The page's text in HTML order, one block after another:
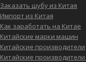
Заказать шубу из Китая
Импорт из Китая
Как заработать на Китае
Китайские марки машин
Китайские производители
Китайские